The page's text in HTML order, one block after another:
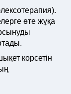
өте жұқа
корсетін